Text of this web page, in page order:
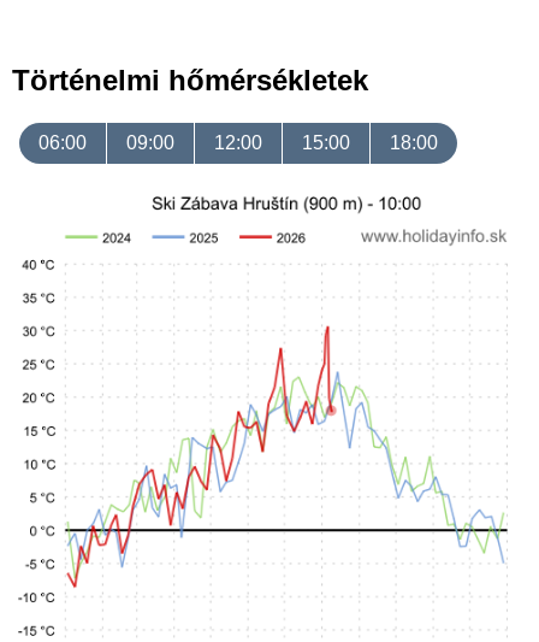
Történelmi hőmérsékletek
06:00 09:00 12:00 15:00 18:00